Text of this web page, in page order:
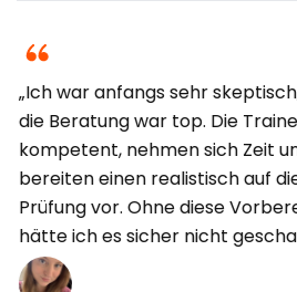
sehr skeptisch, aber
top. Die Trainer sind
sich Zeit und
realistisch auf die
diese Vorbereitung
nicht geschafft.“